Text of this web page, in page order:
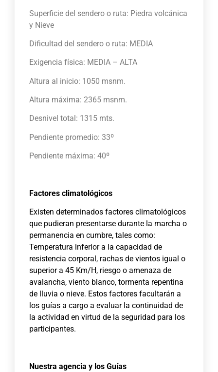
Superficie del sendero o ruta: Piedra volcánica
y Nieve
Dificultad del sendero o ruta: MEDIA
Exigencia física: MEDIA – ALTA
Altura al inicio: 1050 msnm.
Altura máxima: 2365 msnm.
Desnivel total: 1315 mts.
Pendiente promedio: 33º
Pendiente máxima: 40º
Factores climatológicos
Existen determinados factores climatológicos
que pudieran presentarse durante la marcha o
permanencia en cumbre, tales como:
Temperatura inferior a la capacidad de
resistencia corporal, rachas de vientos igual o
superior a 45 Km/H, riesgo o amenaza de
avalancha, viento blanco, tormenta repentina
de lluvia o nieve. Estos factores facultarán a
los guías a cargo a evaluar la continuidad de
la actividad en virtud de la seguridad para los
participantes.
Nuestra agencia y los Guías